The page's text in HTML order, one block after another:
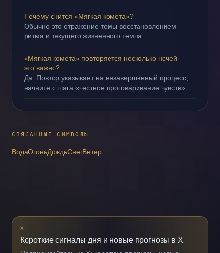
Почему снится «Мягкая комета»?
Обычно это отражение темы восстановлением
ритма и текущего жизненного темпа.
«Мягкая комета» повторяется несколько ночей —
это важно?
Да. Повтор указывает на незавершённый процесс;
начните с шага «честное проговаривание чувств».
СВЯЗАННЫЕ СИМВОЛЫ
ВодаОгоньДождьСнегВетер
X
Короткие сигналы дня и новые прогнозы в X